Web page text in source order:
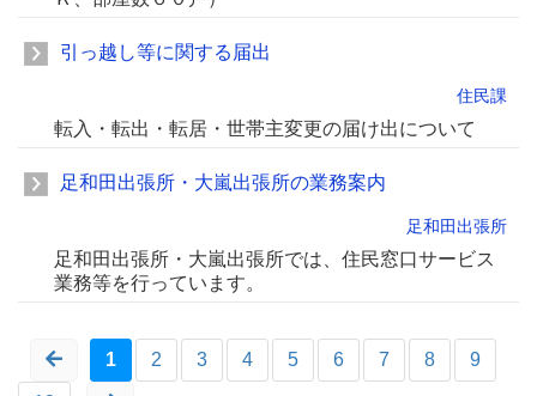
引っ越し等に関する届出
住民課
転入・転出・転居・世帯主変更の届け出について
足和田出張所・大嵐出張所の業務案内
足和田出張所
足和田出張所・大嵐出張所では、住民窓口サービス
業務等を行っています。
1 2 3 4 5 6 7 8 9